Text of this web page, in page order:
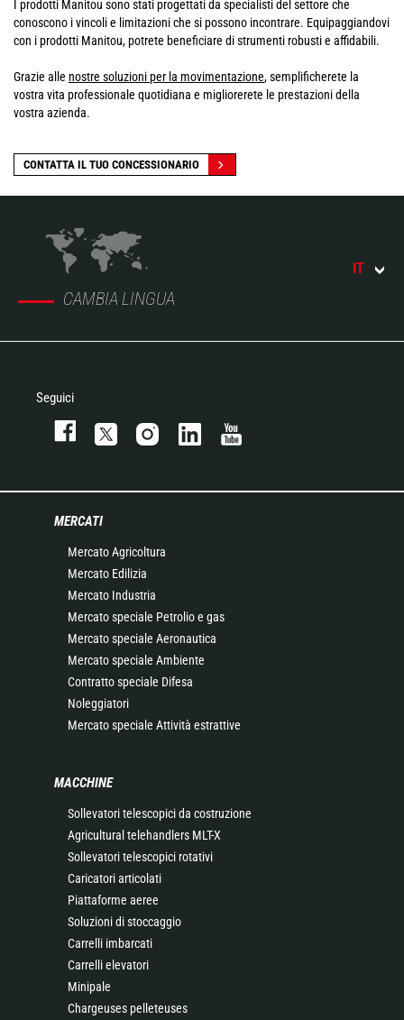
I prodotti Manitou sono stati progettati da specialisti del settore che
conoscono i vincoli e limitazioni che si possono incontrare. Equipaggiandovi
con i prodotti Manitou, potrete beneficiare di strumenti robusti e affidabili.
Grazie alle nostre soluzioni per la movimentazione, semplificherete la
vostra vita professionale quotidiana e migliorerete le prestazioni della
vostra azienda.
CONTATTA IL TUO CONCESSIONARIO
CAMBIA LINGUA
IT
Seguici
MERCATI
Mercato Agricoltura
Mercato Edilizia
Mercato Industria
Mercato speciale Petrolio e gas
Mercato speciale Aeronautica
Mercato speciale Ambiente
Contratto speciale Difesa
Noleggiatori
Mercato speciale Attività estrattive
MACCHINE
Sollevatori telescopici da costruzione
Agricultural telehandlers MLT-X
Sollevatori telescopici rotativi
Caricatori articolati
Piattaforme aeree
Soluzioni di stoccaggio
Carrelli imbarcati
Carrelli elevatori
Minipale
Chargeuses pelleteuses